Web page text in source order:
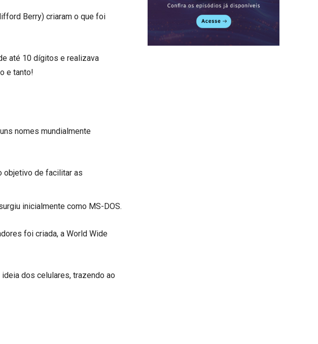
Berry) criaram o que foi
até 10 dígitos e realizava
e tanto!
nomes mundialmente
objetivo de facilitar as
inicialmente como MS-DOS.
foi criada, a World Wide
dos celulares, trazendo ao